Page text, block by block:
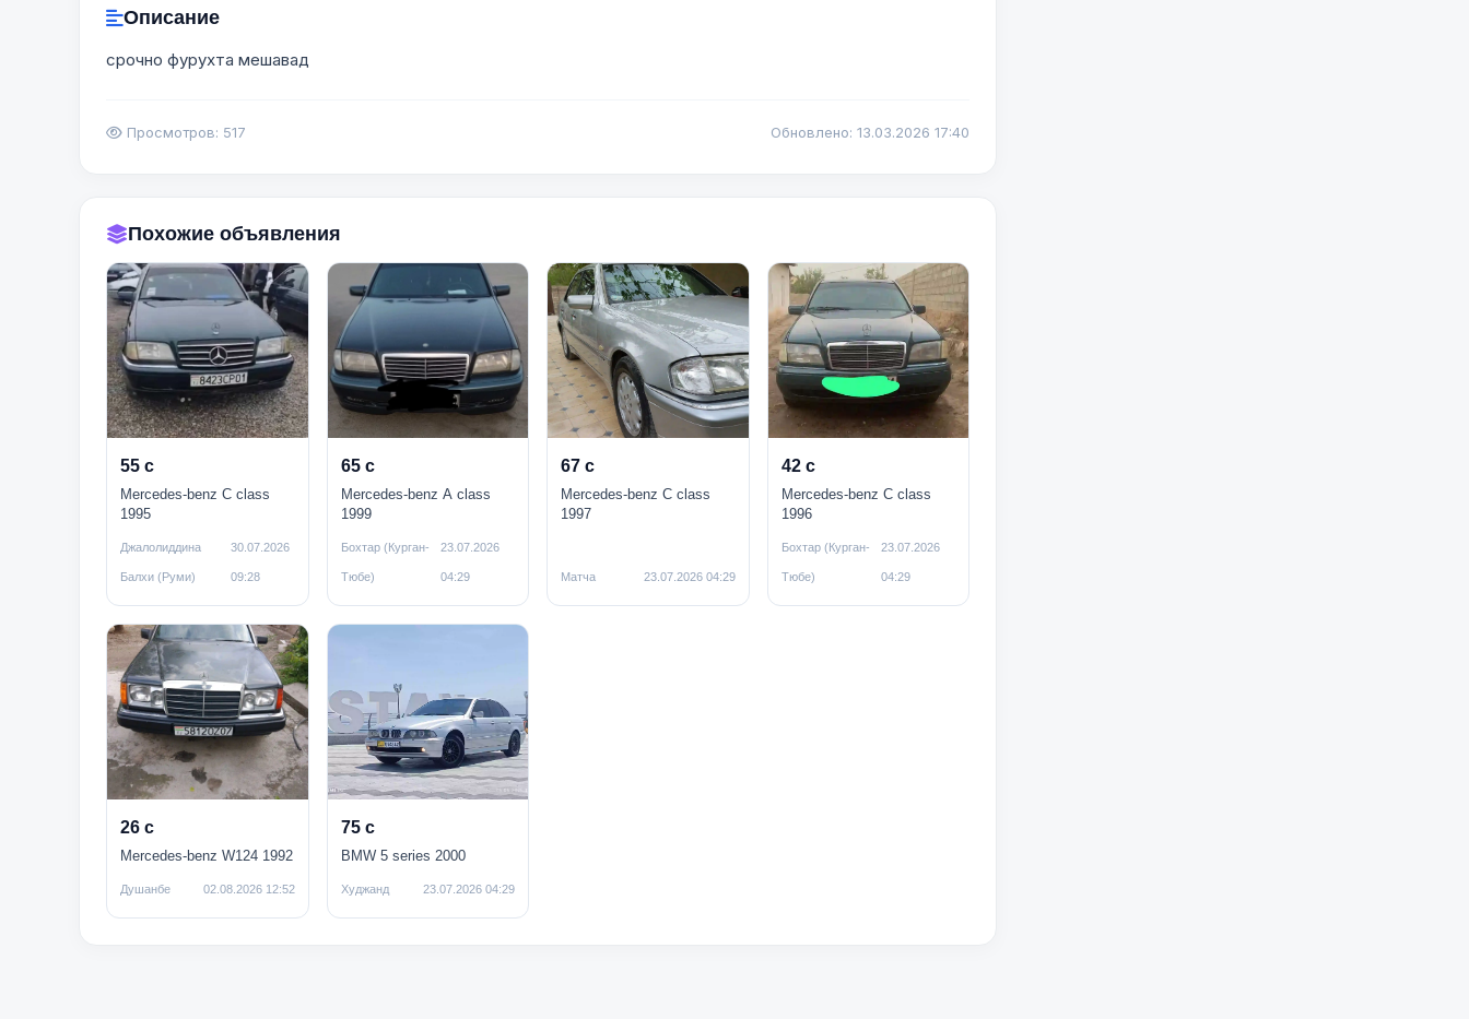
Описание
срочно фурухта мешавад
Просмотров: 517 Обновлено: 13.03.2026 17:40
Похожие объявления
55 с
Mercedes-benz C class
1995
Джалолиддина
Балхи (Руми)
30.07.2026
09:28
65 с
Mercedes-benz A class
1999
Бохтар (Курган-
Тюбе)
23.07.2026
04:29
67 с
Mercedes-benz C class
1997
Матча 23.07.2026 04:29
42 с
Mercedes-benz C class
1996
Бохтар (Курган-
Тюбе)
23.07.2026
04:29
26 с
Mercedes-benz W124 1992
Душанбе 02.08.2026 12:52
75 с
BMW 5 series 2000
Худжанд 23.07.2026 04:29